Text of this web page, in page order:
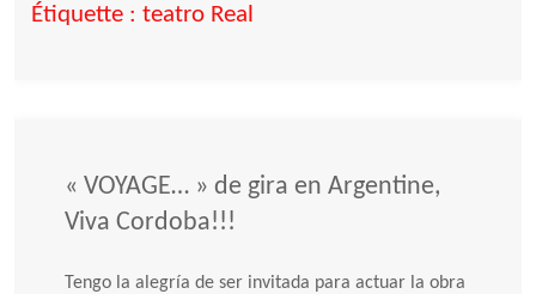
Étiquette :teatro Real
« VOYAGE… » de gira en Argentine,
Viva Cordoba!!!
Tengo la alegría de ser invitada para actuar la obra